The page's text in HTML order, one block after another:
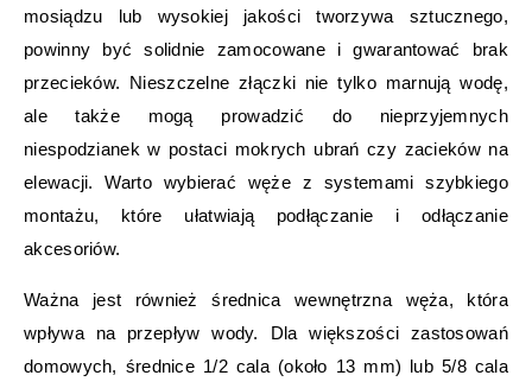
mosiądzu lub wysokiej jakości tworzywa sztucznego,
powinny być solidnie zamocowane i gwarantować brak
przecieków. Nieszczelne złączki nie tylko marnują wodę,
ale także mogą prowadzić do nieprzyjemnych
niespodzianek w postaci mokrych ubrań czy zacieków na
elewacji. Warto wybierać węże z systemami szybkiego
montażu, które ułatwiają podłączanie i odłączanie
akcesoriów.
Ważna jest również średnica wewnętrzna węża, która
wpływa na przepływ wody. Dla większości zastosowań
domowych, średnice 1/2 cala (około 13 mm) lub 5/8 cala